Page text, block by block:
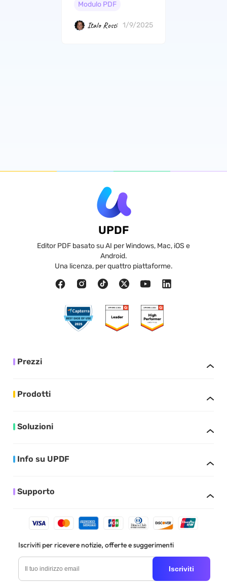
lavoratori?
Modulo PDF
Italo Rossi 1/9/2025
UPDF
Editor PDF basato su AI per Windows, Mac, iOS e
Android.
Una licenza, per quattro piattaforme.
Prezzi
Prodotti
Soluzioni
Info su UPDF
Supporto
Iscriviti per ricevere notizie, offerte e suggerimenti
Iscriviti